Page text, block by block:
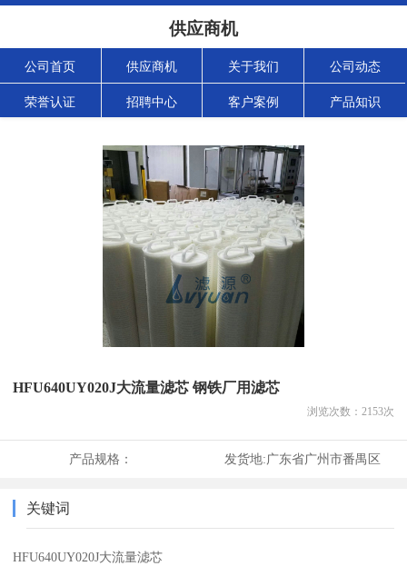
供应商机
公司首页 供应商机 关于我们 公司动态
荣誉认证 招聘中心 客户案例 产品知识
HFU640UY020J大流量滤芯 钢铁厂用滤芯
浏览次数： 2153次
产品规格： 发货地:广东省广州市番禺区
关键词
HFU640UY020J大流量滤芯